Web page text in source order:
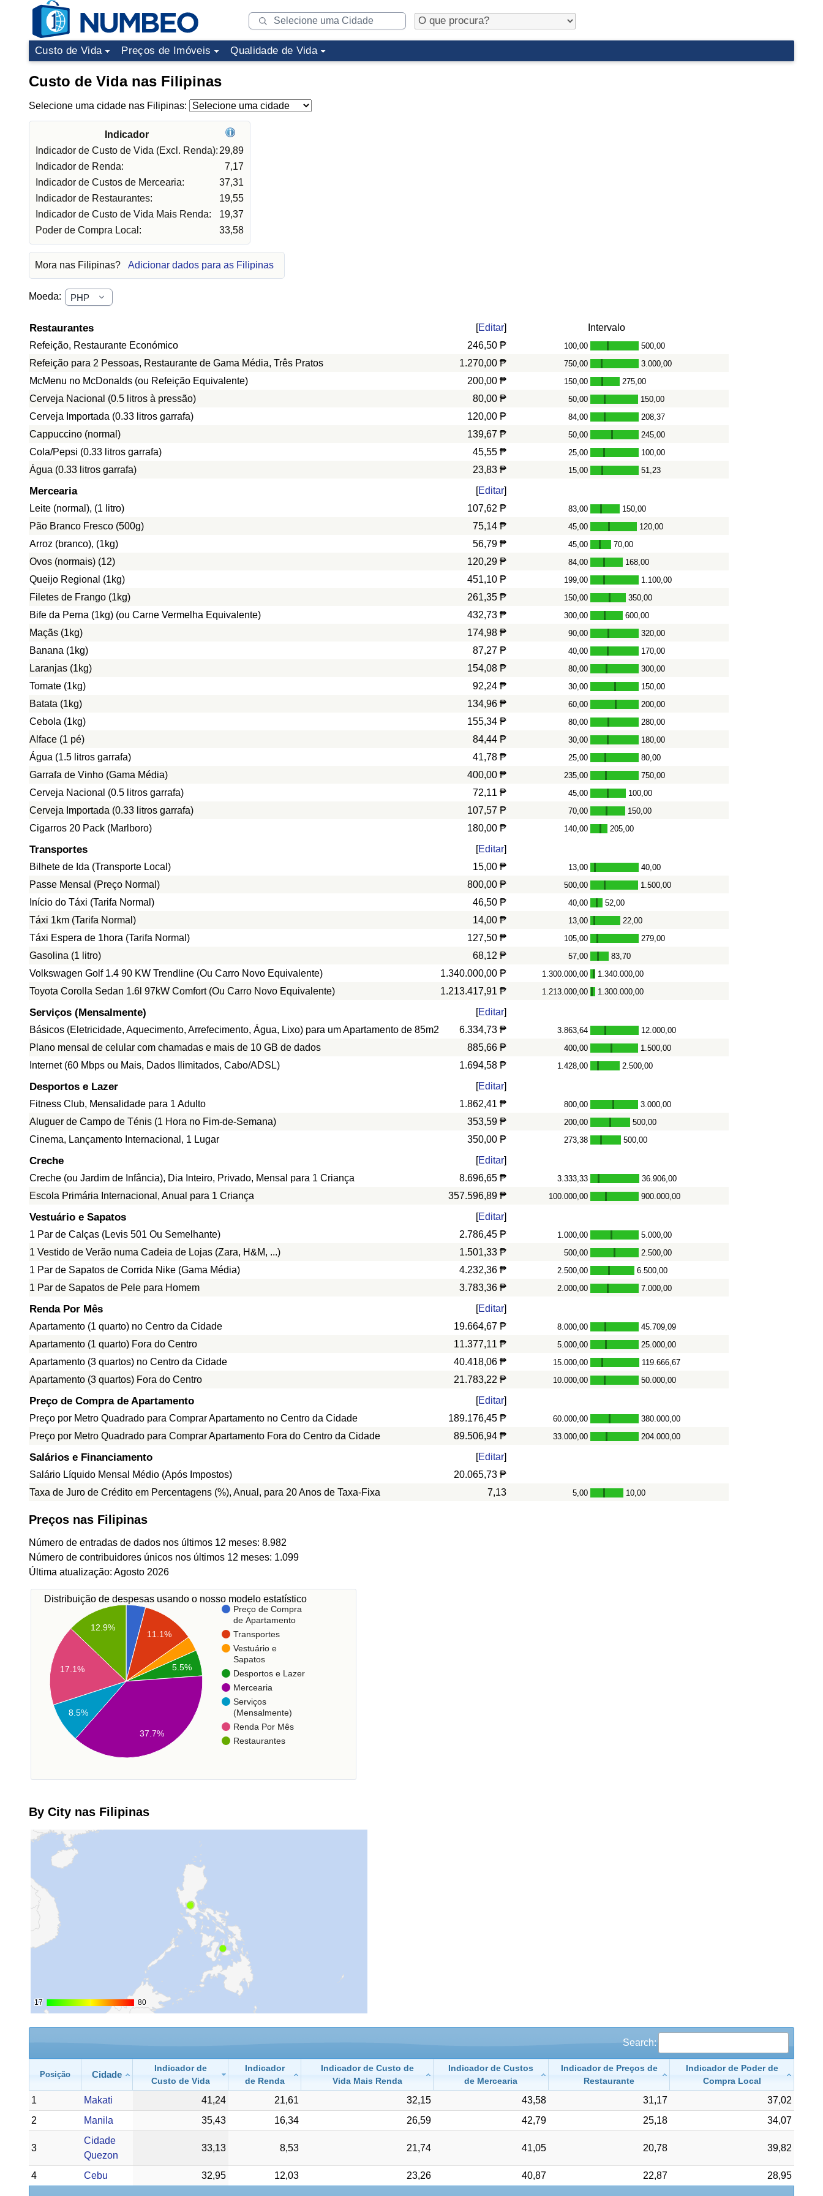
Custo de Vida Preços de Imóveis Qualidade de Vida
Custo de Vida nas Filipinas
Selecione uma cidade nas Filipinas:
Indicador
Indicador de Custo de Vida (Excl. Renda): 29,89
Indicador de Renda:
7,17
Indicador de Custos de Mercearia:
37,31
Indicador de Restaurantes:
19,55
Indicador de Custo de Vida Mais Renda:
19,37
Poder de Compra Local:
33,58
Mora nas Filipinas? Adicionar dados para as Filipinas
Moeda:
Restaurantes [Editar]
Intervalo
Refeição, Restaurante Económico
246,50 ₱ 100,00 - 500,00
Refeição para 2 Pessoas, Restaurante de Gama Média, Três Pratos 1.270,00 ₱ 750,00 - 3.000,00
McMenu no McDonalds (ou Refeição Equivalente) 200,00 ₱ 150,00 - 275,00
Cerveja Nacional (0.5 litros à pressão) 80,00 ₱ 50,00 - 150,00
Cerveja Importada (0.33 litros garrafa) 120,00 ₱ 84,00 - 208,37
Cappuccino (normal) 139,67 ₱ 50,00 - 245,00
Cola/Pepsi (0.33 litros garrafa) 45,55 ₱ 25,00 - 100,00
Água (0.33 litros garrafa) 23,83 ₱ 15,00 - 51,23
Mercearia [Editar]
Leite (normal), (1 litro)
107,62 ₱ 83,00 - 150,00
Pão Branco Fresco (500g) 75,14 ₱ 45,00 - 120,00
Arroz (branco), (1kg) 56,79 ₱ 45,00 - 70,00
Ovos (normais) (12) 120,29 ₱ 84,00 - 168,00
Queijo Regional (1kg) 451,10 ₱ 199,00 - 1.100,00
Filetes de Frango (1kg) 261,35 ₱ 150,00 - 350,00
Bife da Perna (1kg) (ou Carne Vermelha Equivalente) 432,73 ₱ 300,00 - 600,00
Maçãs (1kg) 174,98 ₱ 90,00 - 320,00
Banana (1kg) 87,27 ₱ 40,00 - 170,00
Laranjas (1kg) 154,08 ₱ 80,00 - 300,00
Tomate (1kg) 92,24 ₱ 30,00 - 150,00
Batata (1kg) 134,96 ₱ 60,00 - 200,00
Cebola (1kg) 155,34 ₱ 80,00 - 280,00
Alface (1 pé) 84,44 ₱ 30,00 - 180,00
Água (1.5 litros garrafa) 41,78 ₱ 25,00 - 80,00
Garrafa de Vinho (Gama Média) 400,00 ₱ 235,00 - 750,00
Cerveja Nacional (0.5 litros garrafa) 72,11 ₱ 45,00 - 100,00
Cerveja Importada (0.33 litros garrafa) 107,57 ₱ 70,00 - 150,00
Cigarros 20 Pack (Marlboro) 180,00 ₱ 140,00 - 205,00
Transportes [Editar]
Bilhete de Ida (Transporte Local)
15,00 ₱ 13,00 - 40,00
Passe Mensal (Preço Normal) 800,00 ₱ 500,00 - 1.500,00
Início do Táxi (Tarifa Normal) 46,50 ₱ 40,00 - 52,00
Táxi 1km (Tarifa Normal) 14,00 ₱ 13,00 - 22,00
Táxi Espera de 1hora (Tarifa Normal) 127,50 ₱ 105,00 - 279,00
Gasolina (1 litro) 68,12 ₱ 57,00 - 83,70
Volkswagen Golf 1.4 90 KW Trendline (Ou Carro Novo Equivalente) 1.340.000,00 ₱ 1.300.000,00 - 1.340.000,00
Toyota Corolla Sedan 1.6l 97kW Comfort (Ou Carro Novo Equivalente) 1.213.417,91 ₱ 1.213.000,00 - 1.300.000,00
Serviços (Mensalmente) [Editar]
Básicos (Eletricidade, Aquecimento, Arrefecimento, Água, Lixo) para um Apartamento de 85m2
6.334,73 ₱ 3.863,64 - 12.000,00
Plano mensal de celular com chamadas e mais de 10 GB de dados 885,66 ₱ 400,00 - 1.500,00
Internet (60 Mbps ou Mais, Dados Ilimitados, Cabo/ADSL) 1.694,58 ₱ 1.428,00 - 2.500,00
Desportos e Lazer [Editar]
Fitness Club, Mensalidade para 1 Adulto
1.862,41 ₱ 800,00 - 3.000,00
Aluguer de Campo de Ténis (1 Hora no Fim-de-Semana) 353,59 ₱ 200,00 - 500,00
Cinema, Lançamento Internacional, 1 Lugar 350,00 ₱ 273,38 - 500,00
Creche [Editar]
Creche (ou Jardim de Infância), Dia Inteiro, Privado, Mensal para 1 Criança
8.696,65 ₱ 3.333,33 - 36.906,00
Escola Primária Internacional, Anual para 1 Criança 357.596,89 ₱ 100.000,00 - 900.000,00
Vestuário e Sapatos [Editar]
1 Par de Calças (Levis 501 Ou Semelhante)
2.786,45 ₱ 1.000,00 - 5.000,00
1 Vestido de Verão numa Cadeia de Lojas (Zara, H&M, ...) 1.501,33 ₱ 500,00 - 2.500,00
1 Par de Sapatos de Corrida Nike (Gama Média) 4.232,36 ₱ 2.500,00 - 6.500,00
1 Par de Sapatos de Pele para Homem 3.783,36 ₱ 2.000,00 - 7.000,00
Renda Por Mês [Editar]
Apartamento (1 quarto) no Centro da Cidade
19.664,67 ₱ 8.000,00 - 45.709,09
Apartamento (1 quarto) Fora do Centro 11.377,11 ₱ 5.000,00 - 25.000,00
Apartamento (3 quartos) no Centro da Cidade 40.418,06 ₱ 15.000,00 - 119.666,67
Apartamento (3 quartos) Fora do Centro 21.783,22 ₱ 10.000,00 - 50.000,00
Preço de Compra de Apartamento [Editar]
Preço por Metro Quadrado para Comprar Apartamento no Centro da Cidade
189.176,45 ₱ 60.000,00 - 380.000,00
Preço por Metro Quadrado para Comprar Apartamento Fora do Centro da Cidade 89.506,94 ₱ 33.000,00 - 204.000,00
Salários e Financiamento [Editar]
Salário Líquido Mensal Médio (Após Impostos)
20.065,73 ₱
Taxa de Juro de Crédito em Percentagens (%), Anual, para 20 Anos de Taxa-Fixa
7,13 5,00 - 10,00
Preços nas Filipinas
Número de entradas de dados nos últimos 12 meses: 8.982
Número de contribuidores únicos nos últimos 12 meses: 1.099
Última atualização: Agosto 2026
Distribuição de despesas usando o nosso modelo estatístico
Preço de Compra
de Apartamento
Transportes
Vestuário e
Sapatos
Desportos e Lazer
Mercearia
Serviços
(Mensalmente)
Renda Por Mês
Restaurantes
11.1%
5.5%
12.9%
17.1%
8.5%
37.7%
By City nas Filipinas
17
17 80
80
Search:
Posição Cidade
Indicador de
Custo de Vida
Indicador
de Renda
Indicador de Custo de
Vida Mais Renda
Indicador de Custos
de Mercearia
Indicador de Preços de
Restaurante
Indicador de Poder de
Compra Local
1 Makati 41,24 21,61 32,15 43,58 31,17
37,02
2
Manila 35,43 16,34 26,59 42,79 25,18 34,07
3
Cidade
Quezon
33,13 8,53 21,74 41,05 20,78 39,82
4 Cebu 32,95 12,03 23,26 40,87 22,87 28,95